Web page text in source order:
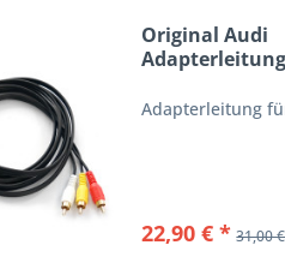
Original Audi
Adapterleitung
22,90 € * 31,00